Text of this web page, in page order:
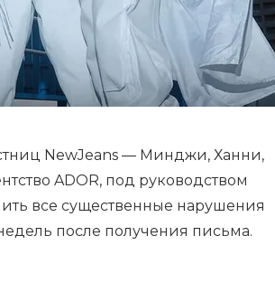
NewJeans — Минджи, Ханни,
ADOR, под руководством
все существенные нарушения
после получения письма.